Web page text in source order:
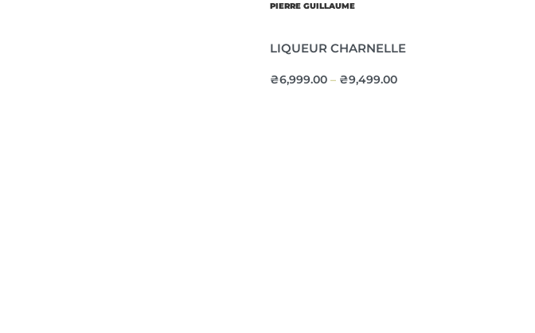
PIERRE GUILLAUME
LIQUEUR CHARNELLE
₴6,999.00 – ₴9,499.00